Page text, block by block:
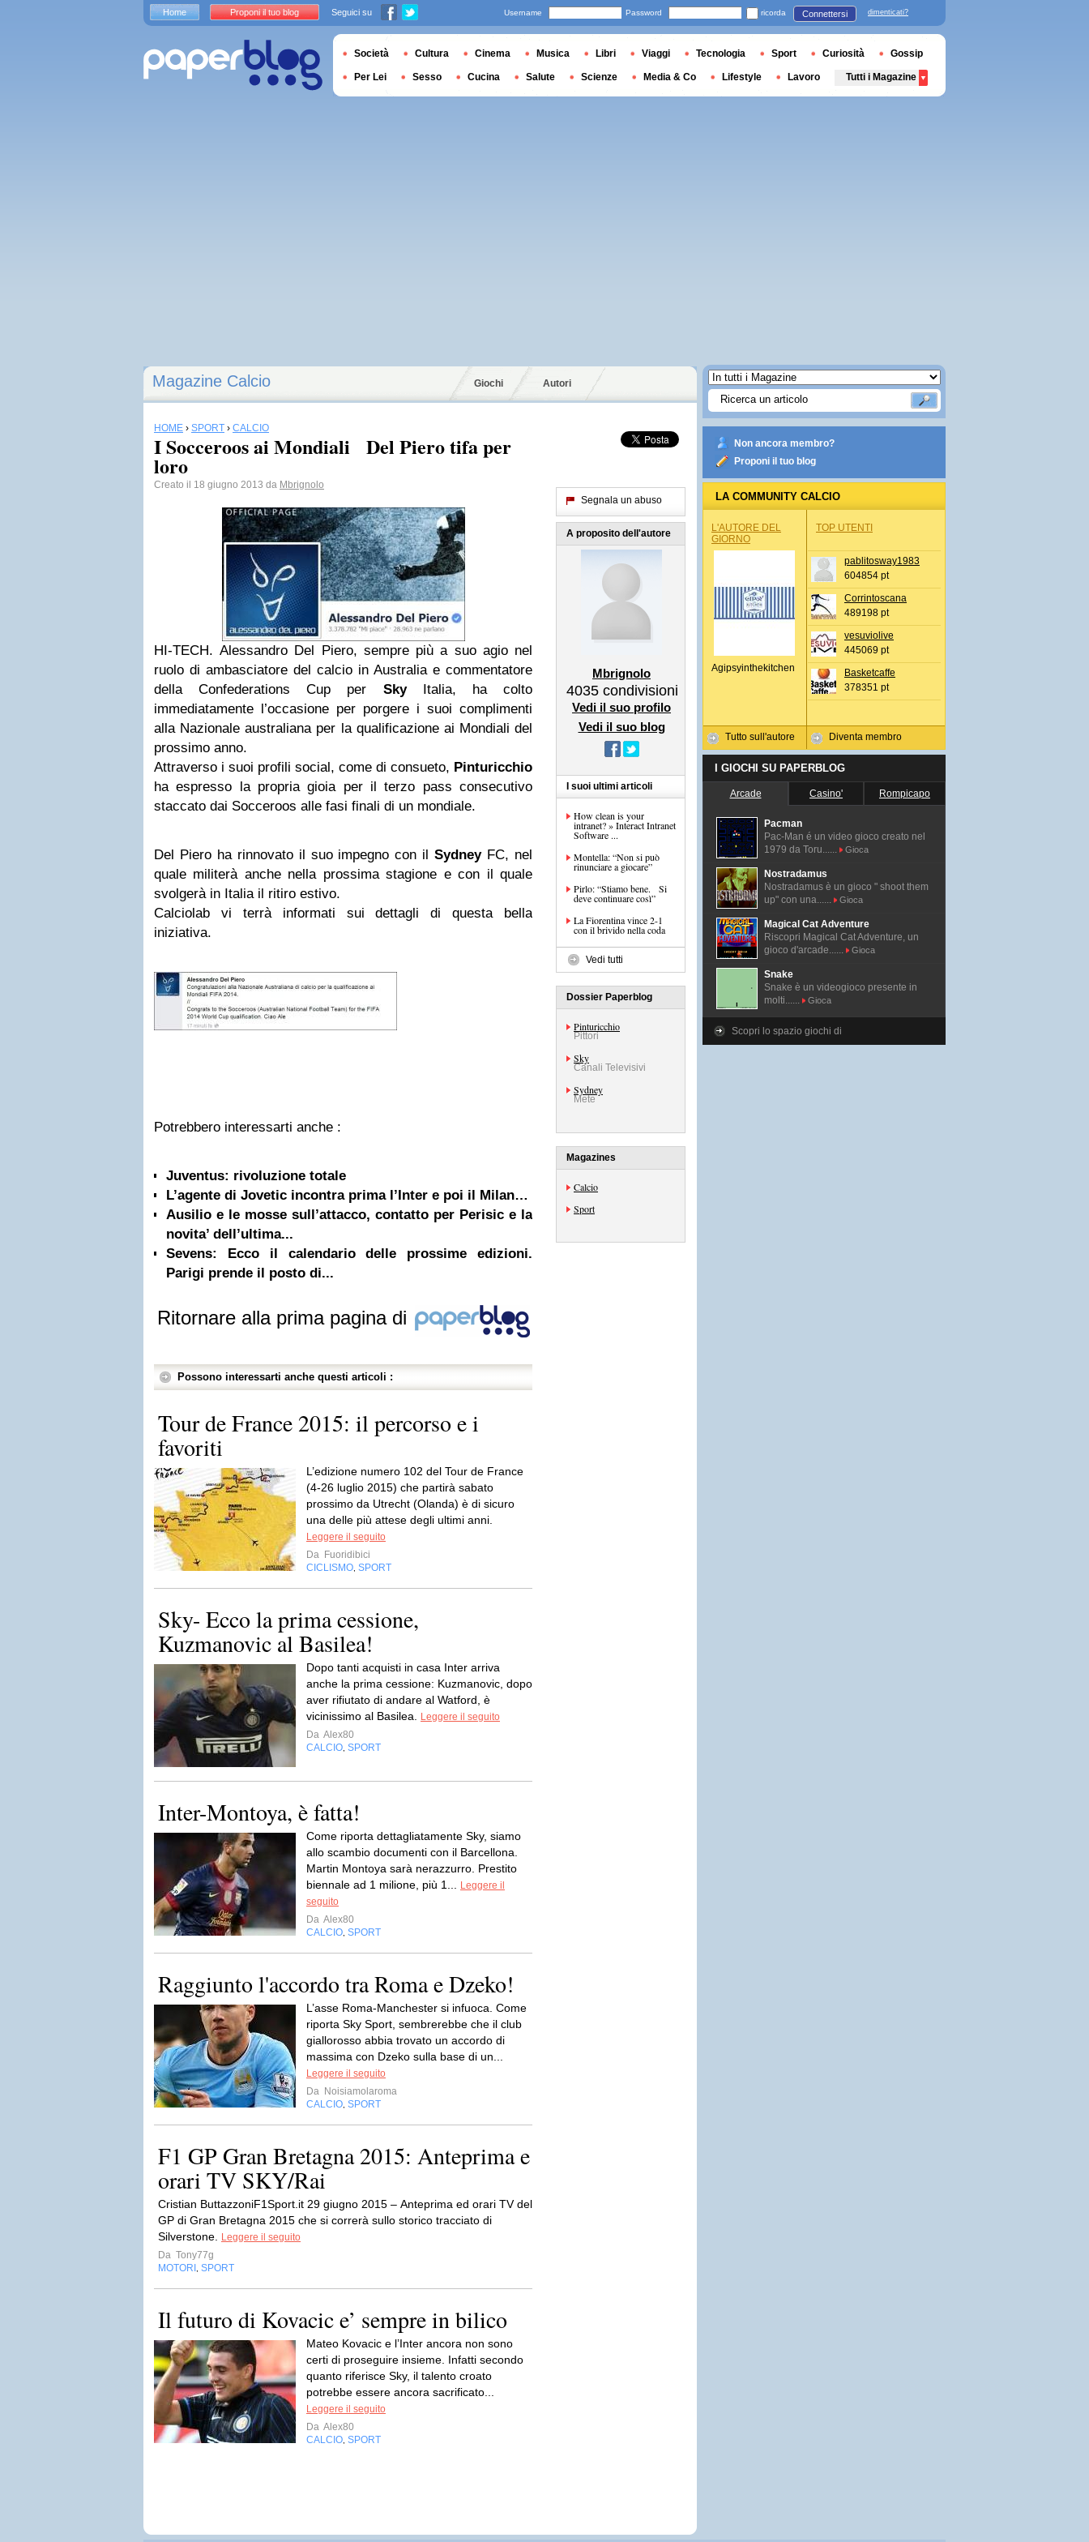
Magazine Calcio Giochi Autori
HOME › SPORT › CALCIO
I Socceroos ai Mondiali Del Piero tifa per
loro
Creato il 18 giugno 2013 da Mbrignolo
HI-TECH. Alessandro Del Piero, sempre più a suo agio nel
ruolo di ambasciatore del calcio in Australia e commentatore
della Confederations Cup per SkyItalia, ha colto
immediatamente l’occasione per porgere i suoi complimenti
alla Nazionale australiana per la qualificazione ai Mondiali del
prossimo anno.
Attraverso i suoi profili social, come di consueto, Pinturicchio
ha espresso la propria gioia per il terzo pass consecutivo
staccato dai Socceroos alle fasi finali di un mondiale.
Del Piero ha rinnovato il suo impegno con ilSydneyFC, nel
quale militerà anche nella prossima stagione e con il quale
svolgerà in Italia il ritiro estivo.
Calciolab vi terrà informati sui dettagli di questa bella
iniziativa.
Potrebbero interessarti anche :
Juventus: rivoluzione totale
L’agente di Jovetic incontra prima l’Inter e poi il Milan…
Ausilio e le mosse sull’attacco, contatto per Perisic e la
novita’ dell’ultima...
Sevens: Ecco il calendario delle prossime edizioni.
Parigi prende il posto di...
Ritornare alla prima pagina di
Possono interessarti anche questi articoli :
Tour de France 2015: il percorso e i
favoriti
L’edizione numero 102 del Tour de France
(4-26 luglio 2015) che partirà sabato
prossimo da Utrecht (Olanda) è di sicuro
una delle più attese degli ultimi anni.
Leggere il seguito
Da Fuoridibici
CICLISMO SPORT
Sky- Ecco la prima cessione,
Kuzmanovic al Basilea!
Dopo tanti acquisti in casa Inter arriva
anche la prima cessione: Kuzmanovic, dopo
aver rifiutato di andare al Watford, è
vicinissimo al Basilea.
Leggere il seguito
Da Alex80
CALCIO SPORT
Inter-Montoya, è fatta!
Come riporta dettagliatamente Sky, siamo
allo scambio documenti con il Barcellona.
Martin Montoya sarà nerazzurro. Prestito
biennale ad 1 milione, più 1...
Leggere il
seguito
Da Alex80
CALCIO SPORT
Raggiunto l'accordo tra Roma e Dzeko!
L’asse Roma-Manchester si infuoca. Come
riporta Sky Sport, sembrerebbe che il club
giallorosso abbia trovato un accordo di
massima con Dzeko sulla base di un...
Leggere il seguito
Da Noisiamolaroma
CALCIO SPORT
F1 GP Gran Bretagna 2015: Anteprima e
orari TV SKY/Rai
Cristian ButtazzoniF1Sport.it 29 giugno 2015 – Anteprima ed orari TV del
GP di Gran Bretagna 2015 che si correrà sullo storico tracciato di
Silverstone.
Leggere il seguito
Da Tony77g
MOTORI
SPORT
Il futuro di Kovacic e’ sempre in bilico
Mateo Kovacic e l’Inter ancora non sono
certi di proseguire insieme. Infatti secondo
quanto riferisce Sky, il talento croato
potrebbe essere ancora sacrificato...
Leggere il seguito
Da Alex80
CALCIO SPORT
Segnala un abuso
A proposito dell'autore
Mbrignolo
4035 condivisioni
Vedi il suo profilo
Vedi il suo blog
I suoi ultimi articoli
How clean is your
intranet? » Interact Intranet
Software ...
Montella: “Non si può
rinunciare a giocare”
Pirlo: “Stiamo bene. Si
deve continuare così”
La Fiorentina vince 2-1
con il brivido nella coda
Vedi tutti
Dossier Paperblog
Pinturicchio
Pittori
Sky
Canali Televisivi
Sydney
Mete
Magazines
Calcio
Sport
Non ancora membro?
Proponi il tuo blog
LA COMMUNITY CALCIO
L'AUTORE DEL
GIORNO
Agipsyinthekitchen
Tutto sull'autore
TOP UTENTI
pablitosway1983
604854 pt
Corrintoscana
489198 pt
vesuviolive
445069 pt
Basketcaffe
378351 pt
Diventa membro
I GIOCHI SU PAPERBLOG
Arcade Casino' Rompicapo
Pacman
Pac-Man é un video gioco creato nel
1979 da Toru......
Gioca
Nostradamus
Nostradamus è un gioco " shoot them
up" con una......
Gioca
Magical Cat Adventure
Riscopri Magical Cat Adventure, un
gioco d'arcade......
Gioca
Snake
Snake è un videogioco presente in
molti......
Gioca
Scopri lo spazio giochi di
Home Proponi il tuo blog Seguici su Username Password ricorda Connettersi dimenticati?
Società Cultura Cinema Musica Libri Viaggi Tecnologia Sport Curiosità Gossip
Per Lei Sesso Cucina Salute Scienze Media & Co Lifestyle Lavoro Tutti i Magazine